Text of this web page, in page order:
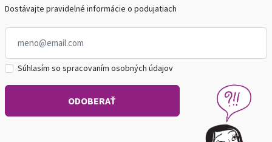
Dostávajte pravidelné informácie o podujatiach
Súhlasím so spracovaním osobných údajov